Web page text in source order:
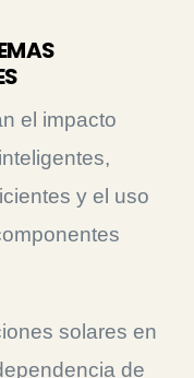
el impacto
y el uso
solares en
de